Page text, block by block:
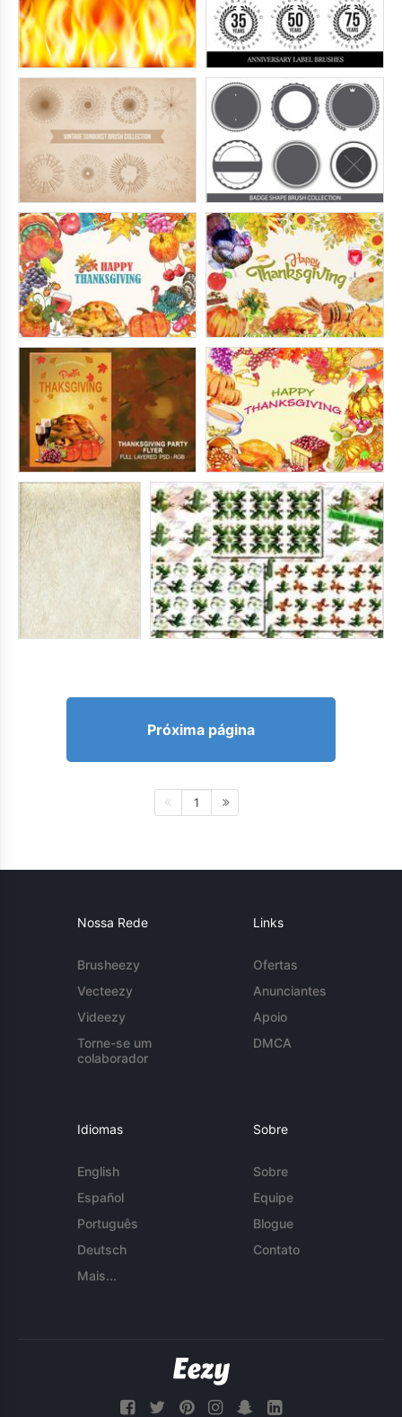
Próxima página
1
Nossa Rede
Brusheezy
Vecteezy
Videezy
Torne-se um
colaborador
Links
Ofertas
Anunciantes
Apoio
DMCA
Idiomas
English
Español
Português
Deutsch
Mais...
Sobre
Sobre
Equipe
Blogue
Contato